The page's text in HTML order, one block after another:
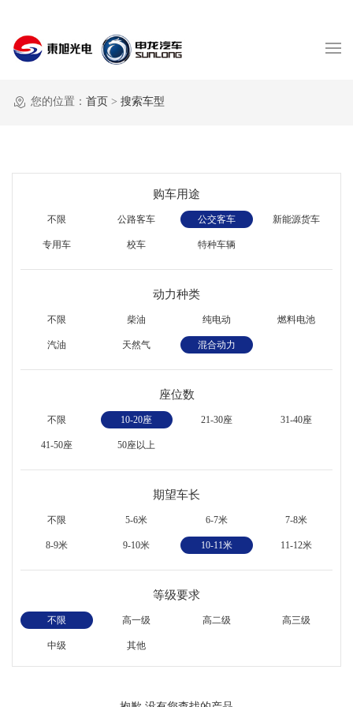
您的位置： 首页 > 搜索车型
购车用途
不限 公路客车 公交客车 新能源货车
专用车 校车 特种车辆
动力种类
不限 柴油 纯电动 燃料电池
汽油 天然气 混合动力
座位数
不限 10-20座 21-30座 31-40座
41-50座 50座以上
期望车长
不限 5-6米 6-7米 7-8米
8-9米 9-10米 10-11米 11-12米
等级要求
不限 高一级 高二级 高三级
中级 其他